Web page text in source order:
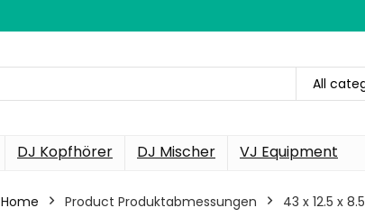
All
DJ Kopfhörer DJ Mischer VJ Equipment
Home Product Produktabmessungen ‎43 x 12.5 x